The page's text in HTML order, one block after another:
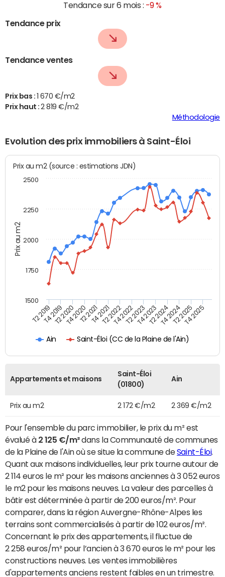
Tendance sur 6 mois : -9 %
Tendance prix
Tendance ventes
Prix bas :
1 670 €/m2
Prix haut :2 819 €/m2
Méthodologie
Evolution des prix immobiliers à Saint-Éloi
Prix au m2
Prix au m2 (source : estimations JDN)
Ain Saint-Éloi (CC de la Plaine de l'Ain)
T2 2019T4 2019T2 2020T4 2020T2 2021T4 2021T2 2022T4 2022T2 2023T4 2023T2 2024T4 2024T2 2025T4 2025
1500
1750
2000
2250
2500
Appartements et maisons
Saint-Éloi
(01800)
Ain
Prix au m2 2 172 €/m2 2 369 €/m2
Pour l'ensemble du parc immobilier, le prix du m² est
évalué à 2 125 €/m²dans la Communauté de communes
de la Plaine de l'Ain où se situe la commune deSaint-Éloi.
Quant aux maisons individuelles, leur prix tourne autour de
2 114 euros le m² pour les maisons anciennes à 3 052 euros
le m2 pour les maisons neuves. La valeur des parcelles à
bâtir est déterminée à partir de 200 euros/m². Pour
comparer, dans la région Auvergne-Rhône-Alpes les
terrains sont commercialisés à partir de 102 euros/m².
Concernant le prix des appartements, il fluctue de
2 258 euros/m² pour l’ancien à 3 670 euros le m² pour les
constructions neuves. Les ventes immobilières
d'appartements anciens restent faibles en un trimestre.